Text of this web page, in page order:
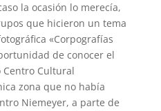
la ocasión lo merecía,
que hicieron un tema
«Corpografías
de conocer el
Centro Cultural
zona que no había
Niemeyer, a parte de